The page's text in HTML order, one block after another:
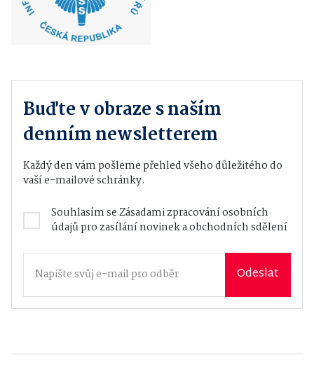
Buďte v obraze s naším
denním newsletterem
Každý den vám pošleme přehled všeho důležitého do
vaší e-mailové schránky.
Souhlasím seZásadami zpracování osobních
údajůpro zasílání novinek a obchodních sdělení
Odeslat